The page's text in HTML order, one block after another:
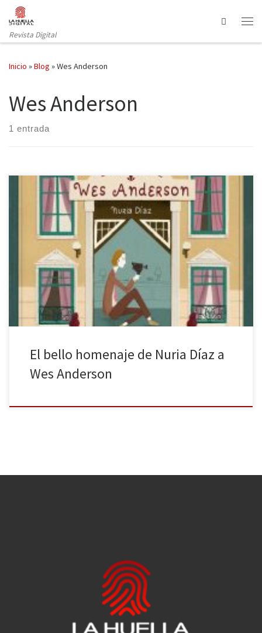
Saltar al contenido
Revista Digital
Search
Inicio »Blog »Wes Anderson
Wes Anderson
1 entrada
La editorial Lunweg ha publicado una bellísima obra ilustrada y
firmada por Nuria Díaz sobre Wes Anderson y su filmografía. Se
aprecia el cariño destinado al cineasta y el tiempo invertido en la
investigación, ya que se descubren en este volumen detalles
personales y anécdotas de las grabaciones de los […]
El bello homenaje de Nuria Díaz a
Wes Anderson